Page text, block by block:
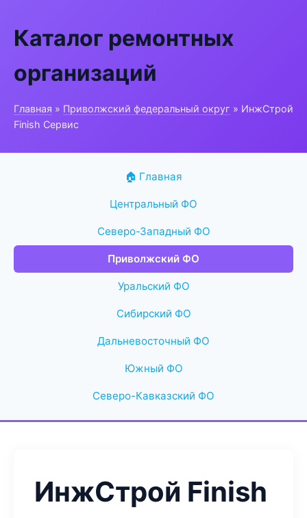
Каталог ремонтных
организаций
Главная » Приволжский федеральный округ » ИнжСтрой
Finish Сервис
🏠 Главная
Центральный ФО
Северо-Западный ФО
Приволжский ФО
Уральский ФО
Сибирский ФО
Дальневосточный ФО
Южный ФО
Северо-Кавказский ФО
ИнжСтрой Finish